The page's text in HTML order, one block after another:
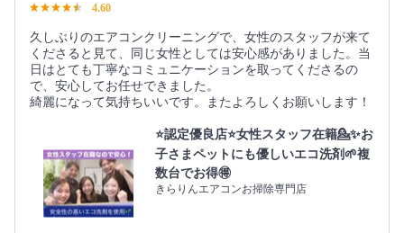
4.60
久しぶりのエアコンクリーニングで、女性のスタッフが来て
くださると見て、同じ女性としては安心感がありました。当
日はとても丁寧なコミュニケーションを取ってくださるの
で、安心してお任せできました。
綺麗になって気持ちいいです。またよろしくお願いします！
⭐️認定優良店⭐️女性スタッフ在籍💁‍✨お
子さまペットにも優しいエコ洗剤🌱複
数台でお得🉐
きらりんエアコンお掃除専門店